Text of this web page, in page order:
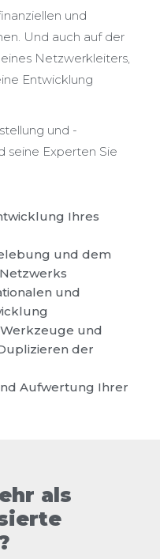
und
Und auch auf der
Netzwerkleiters,
Entwicklung
und -
seine Experten Sie
Ihres
und dem
und
und
der
Aufwertung Ihrer
als